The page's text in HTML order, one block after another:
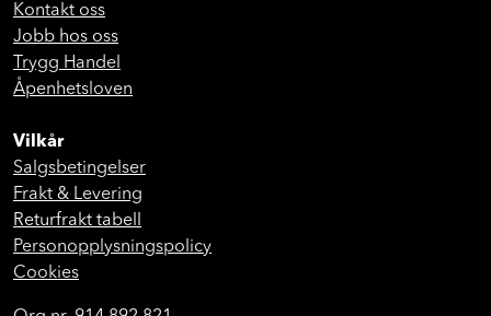
Kontakt oss
Jobb hos oss
Trygg Handel
Åpenhetsloven
Vilkår
Salgsbetingelser
Frakt & Levering
Returfrakt tabell
Personopplysningspolicy
Cookies